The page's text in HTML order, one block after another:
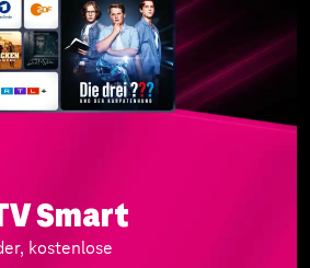
Smart
kostenlose